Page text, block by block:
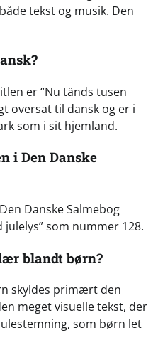
tekst og musik. Den
er “Nu tänds tusen
oversat til dansk og er i
som i sit hjemland.
i Den Danske
Danske Salmebog
som nummer 128.
blandt børn?
skyldes primært den
meget visuelle tekst, der
som børn let